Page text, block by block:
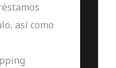
así como